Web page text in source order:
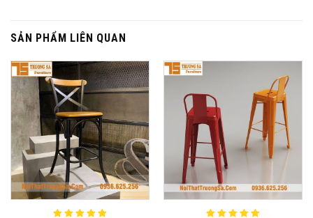
SẢN PHẨM LIÊN QUAN